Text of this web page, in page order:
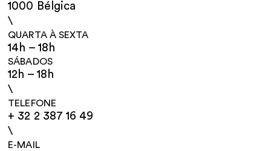
1000 Bélgica
\
QUARTA À SEXTA
14h – 18h
SÁBADOS
12h – 18h
\
TELEFONE
+ 32 2 387 16 49
\
E-MAIL